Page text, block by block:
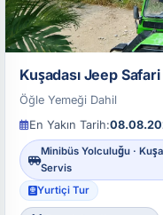
Kuşadası Jeep Safari
Öğle Yemeği Dahil
En Yakın Tarih:
Minibüs Yolculuğu ·
Servis
Yurtiçi Tur